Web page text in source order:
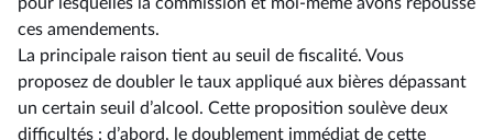
ces amendements.
La principale raison tient au seuil de fiscalité. Vous
proposez de doubler le taux appliqué aux bières dépassant
un certain seuil d’alcool. Cette proposition soulève deux
difficultés : d’abord, le doublement immédiat de cette